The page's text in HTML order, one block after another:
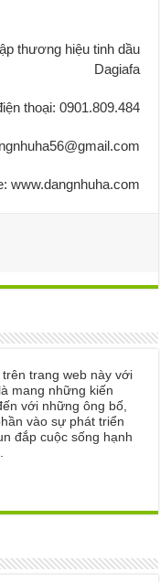
thương hiệu tinh dầu
Dagiafa
thoại: 0901.809.484
www.dangnhuha.com
trang web này với
mang những kiến
với những ông bố,
vào sự phát triển
đắp cuộc sống hạnh